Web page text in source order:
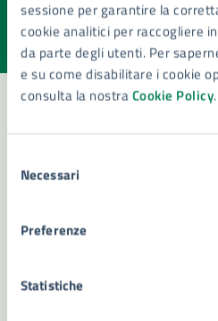
sessione per garantire la
cookie analitici per raccogliere
da parte degli utenti. Per
e su come disabilitare i cookie
consulta la nostraCookie Policy.
delNecessari
Preferenze
Statistiche
Valuta la chiarezza delle
Seleziona il numero di stelle
Valuta 5 stelle
Valuta 4 stelle su 5
Valuta 3 stelle su 5
Valuta 2 stelle su 5
Valuta 1 stelle su 5
Leggi le domande frequenti
Richiedi assistenza
Prenota appuntamento